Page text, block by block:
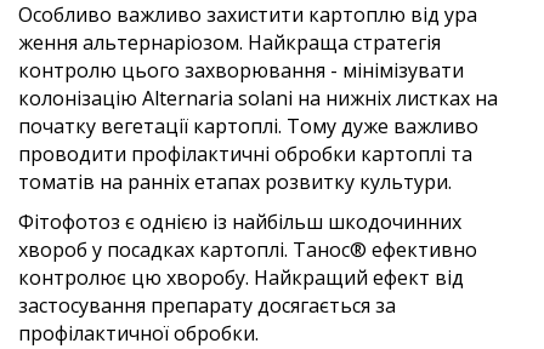
Особливо важливо захистити картоплю від ура
ження альтернаріозом. Найкраща стратегія
контролю цього захворювання - мінімізувати
колонізацію Alternaria solani на нижніх листках на
початку вегетації картоплі. Тому дуже важливо
проводити профілактичні обробки картоплі та
томатів на ранніх етапах розвитку культури.
Фітофотоз є однією із найбільш шкодочинних
хвороб у посадках картоплі. Танос® ефективно
контролює цю хворобу. Найкращий ефект від
застосування препарату досягається за
профілактичної обробки.